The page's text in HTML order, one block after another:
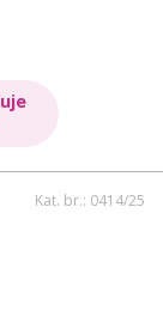
Kat. br.: 0414/25